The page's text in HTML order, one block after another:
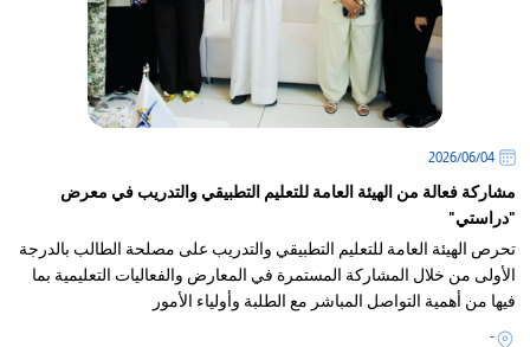
04‏/06‏/2026
مشاركة فعالة من الهيئة العامة للتعليم التطبيقي والتدريب في معرض
"دراستي"
تحرص الهيئة العامة للتعليم التطبيقي والتدريب على مصلحة الطالب بالدرجة
الأولى من خلال المشاركة المستمرة في المعارض والفعاليات التعليمية بما
فيها من أهمية التواصل المباشر مع الطلبة وأولياء الأمور
-